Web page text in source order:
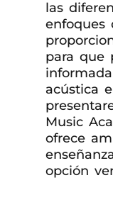
las
enfoques
para que
acústica
Music
ofrece
opción